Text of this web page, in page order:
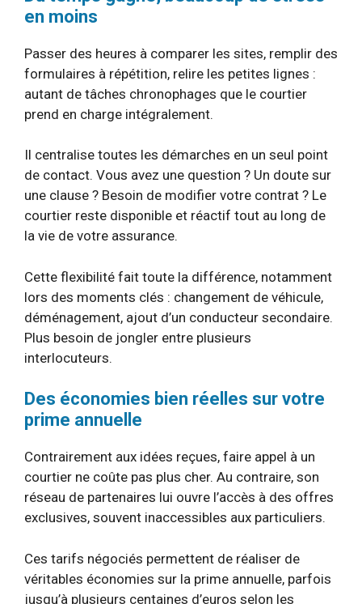
en moins
Passer des heures à comparer les sites, remplir des
formulaires à répétition, relire les petites lignes :
autant de tâches chronophages que le courtier
prend en charge intégralement.
Il centralise toutes les démarches en un seul point
de contact. Vous avez une question ? Un doute sur
une clause ? Besoin de modifier votre contrat ? Le
courtier reste disponible et réactif tout au long de
la vie de votre assurance.
Cette flexibilité fait toute la différence, notamment
lors des moments clés : changement de véhicule,
déménagement, ajout d’un conducteur secondaire.
Plus besoin de jongler entre plusieurs
interlocuteurs.
Des économies bien réelles sur votre
prime annuelle
Contrairement aux idées reçues, faire appel à un
courtier ne coûte pas plus cher. Au contraire, son
réseau de partenaires lui ouvre l’accès à des offres
exclusives, souvent inaccessibles aux particuliers.
Ces tarifs négociés permettent de réaliser de
véritables économies sur la prime annuelle, parfois
jusqu’à plusieurs centaines d’euros selon les